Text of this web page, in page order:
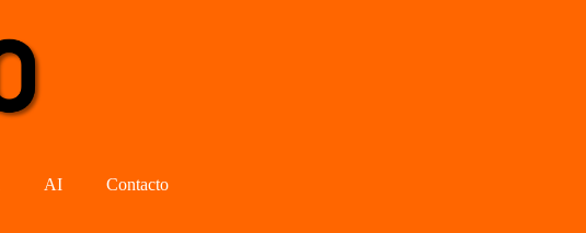
AI Contacto